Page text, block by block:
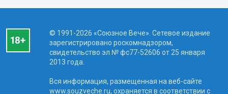
© 1991-2026 «Союзное Вече». Сетевое издание
зарегистрировано роскомнадзором,
свидетельство эл № фc77-52606 от 25 января
2013 года.
Вся информация, размещенная на веб-сайте
www.souzveche.ru, охраняется в соответствии с